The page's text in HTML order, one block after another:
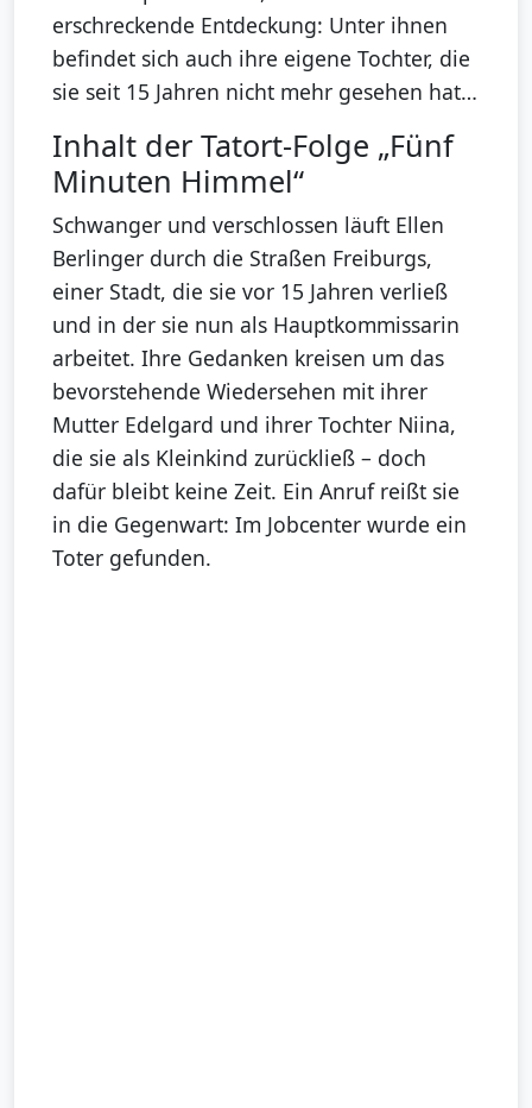
erschreckende Entdeckung: Unter ihnen
befindet sich auch ihre eigene Tochter, die
sie seit 15 Jahren nicht mehr gesehen hat…
Inhalt der Tatort-Folge „Fünf
Minuten Himmel“
Schwanger und verschlossen läuft Ellen
Berlinger durch die Straßen Freiburgs,
einer Stadt, die sie vor 15 Jahren verließ
und in der sie nun als Hauptkommissarin
arbeitet. Ihre Gedanken kreisen um das
bevorstehende Wiedersehen mit ihrer
Mutter Edelgard und ihrer Tochter Niina,
die sie als Kleinkind zurückließ – doch
dafür bleibt keine Zeit. Ein Anruf reißt sie
in die Gegenwart: Im Jobcenter wurde ein
Toter gefunden.